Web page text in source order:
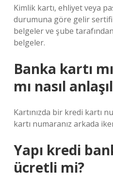
Kimlik kartı, ehliyet veya
durumuna göre gelir
belgeler ve şube
belgeler.
Banka kartı
mı nasıl
Kartınızda bir kredi kartı
kartı numaranız arkada
Yapı kredi
ücretli mi?